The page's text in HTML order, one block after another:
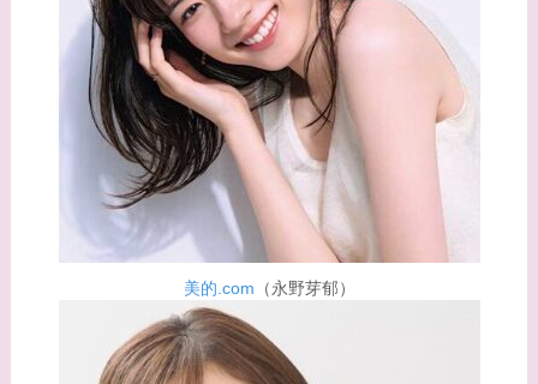
てる有名人３選！ヒア
ルロン酸で顔が変わっ
た？村井克行との関係
は？
【画像】早乙女友貴と
島袋寛子の離婚理由は
なに？2人は現在何し
てる？
見えみりの離婚理由は
美的.com （永野芽郁）